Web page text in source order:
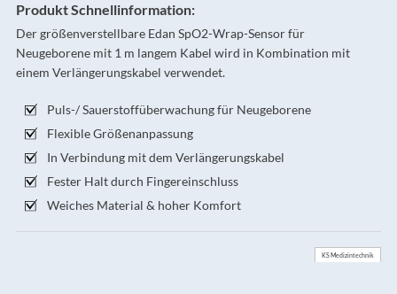
Produkt Schnellinformation:
Der größenverstellbare Edan SpO2-Wrap-Sensor für
Neugeborene mit 1 m langem Kabel wird in Kombination mit
einem Verlängerungskabel verwendet.
Puls-/ Sauerstoffüberwachung für Neugeborene
Flexible Größenanpassung
In Verbindung mit dem Verlängerungskabel
Fester Halt durch Fingereinschluss
Weiches Material & hoher Komfort
KS Medizintechnik